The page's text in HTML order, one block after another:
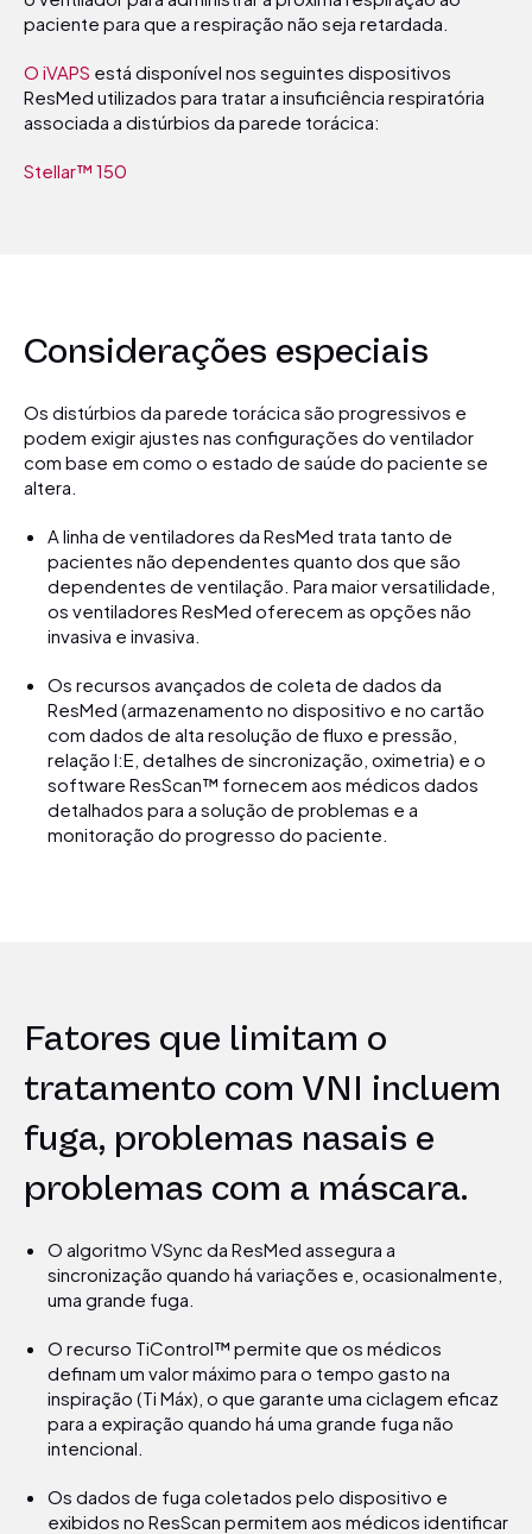
paciente para que a respiração não seja retardada.
O iVAPS está disponível nos seguintes dispositivos
ResMed utilizados para tratar a insuficiência respiratória
associada a distúrbios da parede torácica:
Stellar™ 150
Considerações especiais
Os distúrbios da parede torácica são progressivos e
podem exigir ajustes nas configurações do ventilador
com base em como o estado de saúde do paciente se
altera.
A linha de ventiladores da ResMed trata tanto de
pacientes não dependentes quanto dos que são
dependentes de ventilação. Para maior versatilidade,
os ventiladores ResMed oferecem as opções não
invasiva e invasiva.
Os recursos avançados de coleta de dados da
ResMed (armazenamento no dispositivo e no cartão
com dados de alta resolução de fluxo e pressão,
relação I:E, detalhes de sincronização, oximetria) e o
software ResScan™ fornecem aos médicos dados
detalhados para a solução de problemas e a
monitoração do progresso do paciente.
Fatores que limitam o
tratamento com VNI incluem
fuga, problemas nasais e
problemas com a máscara.
O algoritmo VSync da ResMed assegura a
sincronização quando há variações e, ocasionalmente,
uma grande fuga.
O recurso TiControl™ permite que os médicos
definam um valor máximo para o tempo gasto na
inspiração (Ti Máx), o que garante uma ciclagem eficaz
para a expiração quando há uma grande fuga não
intencional.
Os dados de fuga coletados pelo dispositivo e
exibidos no ResScan permitem aos médicos identificar